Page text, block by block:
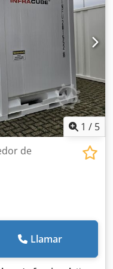
1 / 5
de
Llamar